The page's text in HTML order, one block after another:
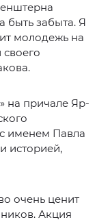
быть забыта. Я
молодежь на
на причале Яр-
именем Павла
историей,
очень ценит
Акция